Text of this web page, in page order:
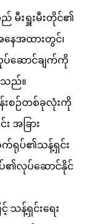
ည် မီးရှူးမီးတိုင်၏
ေအထားတွင်၊
ပ်ဆောင်ချက်ကို
သည်။
န်းစဉ်တစ်ခုလုံးကို
း အခြား
က်ရုပ်၏သန့်ရှင်း
ပ်၏လုပ်ဆောင်နိုင်
င့် သန့်ရှင်းရေး